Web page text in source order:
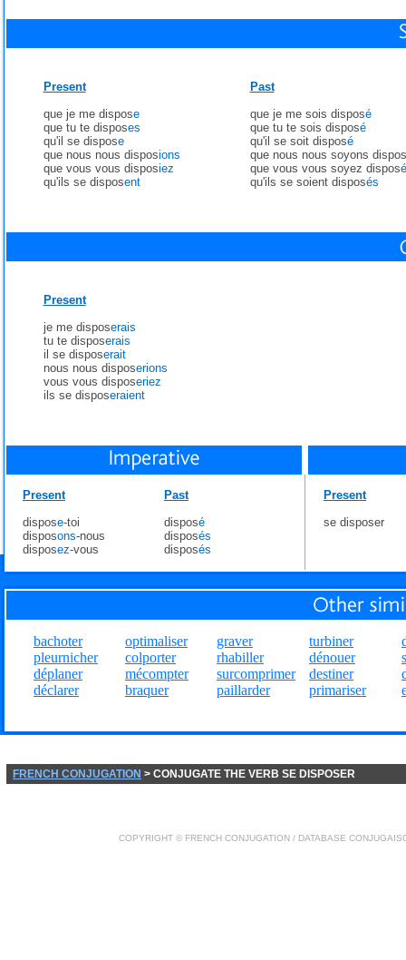
Present
que je me dispose
que tu te disposes
qu'il se dispose
que nous nous disposions
que vous vous disposiez
qu'ils se disposent
Past
que je me sois disposé
que tu te sois disposé
qu'il se soit disposé
que nous nous soyons dispos
que vous vous soyez dispos
qu'ils se soient disposés
Present
je me disposerais
tu te disposerais
il se disposerait
nous nous disposerions
vous vous disposeriez
ils se disposeraient
Present
dispose-toi
disposons-nous
disposez-vous
Past
disposé
disposés
disposés
Present
se disposer
bachoter
pleurnicher
déplaner
déclarer
optimaliser
colporter
mécompter
braquer
graver
rhabiller
surcomprimer
paillarder
turbiner
dénouer
destiner
primariser
FRENCH CONJUGATION > CONJUGATE THE VERB SE DISPOSER
COPYRIGHT © FRENCH CONJUGATION / DATABASE